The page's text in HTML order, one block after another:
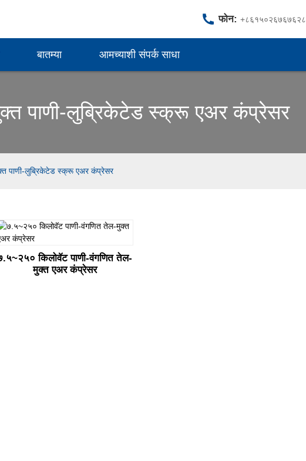
फोन: +८६१५०२६७६७६२८
बातम्या आमच्याशी संपर्क साधा
पाणी-लुब्रिकेटेड स्क्रू एअर कंप्रेसर
पाणी-लुब्रिकेटेड स्क्रू एअर कंप्रेसर
किलोवॅट पाणी-वंगणित तेल-
मुक्त एअर कंप्रेसर